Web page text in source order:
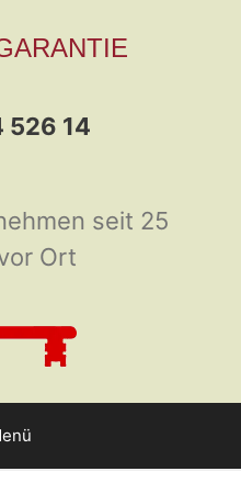
526 14
seit 25
Ort